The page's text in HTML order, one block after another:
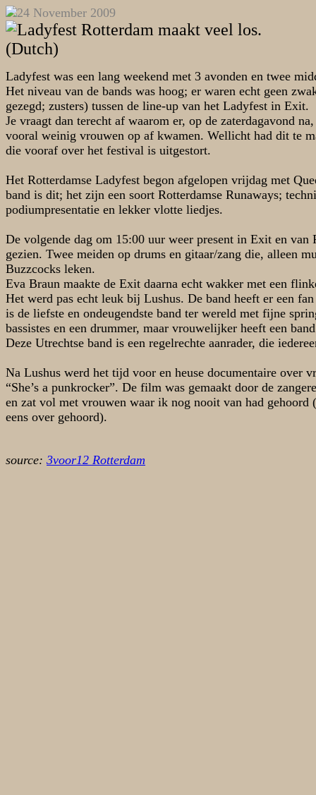
Ladyfest was een lang weekend met 3 avonden en twee
Het niveau van de bands was hoog; er waren echt geen
gezegd; zusters) tussen de line-up van het Ladyfest in Exit.
Je vraagt dan terecht af waarom er, op de zaterdagavond
vooral weinig vrouwen op af kwamen. Wellicht had dit te
die vooraf over het festival is uitgestort.
Het Rotterdamse Ladyfest begon afgelopen vrijdag met
band is dit; het zijn een soort Rotterdamse Runaways;
podiumpresentatie en lekker vlotte liedjes.
De volgende dag om 15:00 uur weer present in Exit en van
gezien. Twee meiden op drums en gitaar/zang die, alleen
Buzzcocks leken.
Eva Braun maakte de Exit daarna echt wakker met een
Het werd pas echt leuk bij Lushus. De band heeft er een
is de liefste en ondeugendste band ter wereld met fijne
bassistes en een drummer, maar vrouwelijker heeft een
Deze Utrechtse band is een regelrechte aanrader, die
Na Lushus werd het tijd voor en heuse documentaire over
“She’s a punkrocker”. De film was gemaakt door de
en zat vol met vrouwen waar ik nog nooit van had gehoord
eens over gehoord).
source: 3voor12 Rotterdam